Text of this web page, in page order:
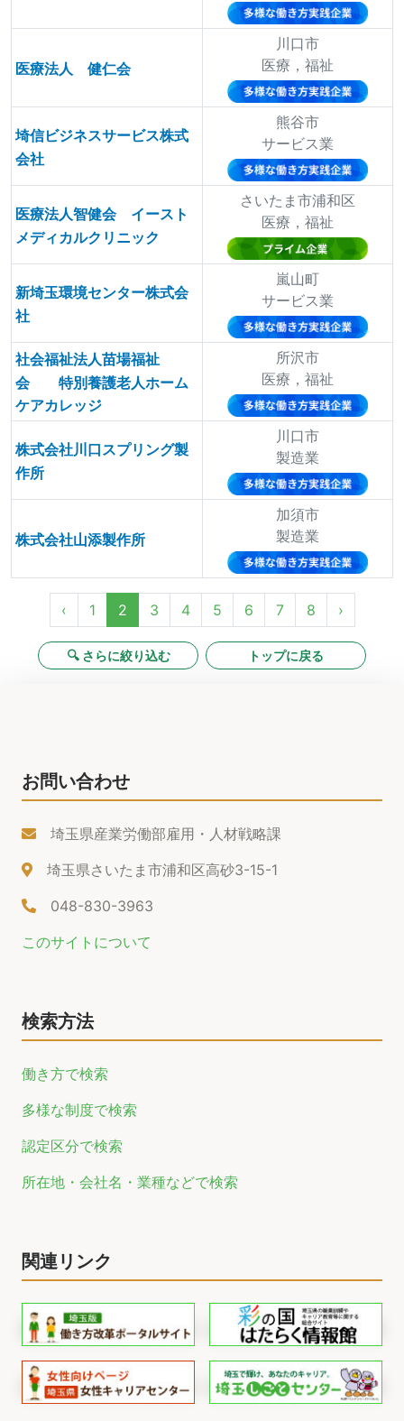
医療法人 健仁会
川口市
医療，福祉
埼信ビジネスサービス株式
会社
熊谷市
サービス業
医療法人智健会 イースト
メディカルクリニック
さいたま市浦和区
医療，福祉
新埼玉環境センター株式会
社
嵐山町
サービス業
社会福祉法人苗場福祉
会 特別養護老人ホーム
ケアカレッジ
所沢市
医療，福祉
株式会社川口スプリング製
作所
川口市
製造業
株式会社山添製作所
加須市
製造業
‹ 1 2 3 4 5 6 7 8 ›
🔍 さらに絞り込む トップに戻る
お問い合わせ
埼玉県産業労働部雇用・人材戦略課
埼玉県さいたま市浦和区高砂3-15-1
048-830-3963
このサイトについて
検索方法
働き方で検索
多様な制度で検索
認定区分で検索
所在地・会社名・業種などで検索
関連リンク